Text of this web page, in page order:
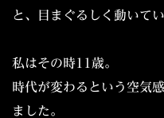
と、目まぐるしく動いてい
私はその時11歳。
時代が変わるという空気
ました。